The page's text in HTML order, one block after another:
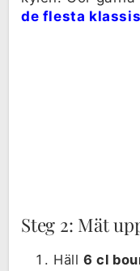
de flesta
Steg 2: Mät
Häll 6 cl